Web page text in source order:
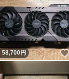
58,700円